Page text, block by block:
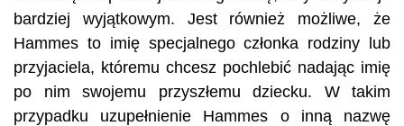
bardziej wyjątkowym. Jest również możliwe, że
Hammes to imię specjalnego członka rodziny lub
przyjaciela, któremu chcesz pochlebić nadając imię
po nim swojemu przyszłemu dziecku. W takim
przypadku uzupełnienie Hammes o inną nazwę